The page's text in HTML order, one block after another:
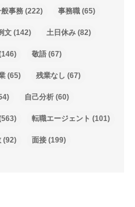
事務(222) 事務職(65)
文(142) 土日休み(82)
敬語(67)
(65) 残業なし (67)
自己分析(60)
転職エージェント (101)
(92) 面接(199)